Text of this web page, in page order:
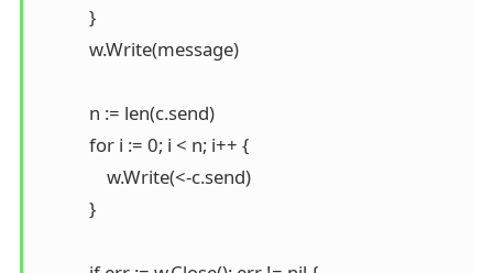
            }
            w.Write(message)
            n := len(c.send)
            for i := 0; i < n; i++ {
                w.Write(<-c.send)
            }